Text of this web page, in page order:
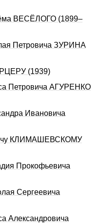
ВЕСЁЛОГО (1899–
Петровича ЗУРИНА
(1939)
Петровича АГУРЕНКО
Ивановича
КЛИМАШЕВСКОМУ
Прокофьевича
Сергеевича
Александровича